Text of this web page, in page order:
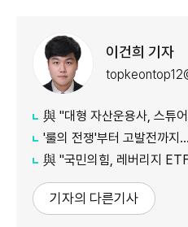
이건희 기자
與 "대형 자산운용사, 스튜어드
'룰의 전쟁'부터 고발전까지…
與 "국민의힘, 레버리지 ETF 국
기자의 다른기사